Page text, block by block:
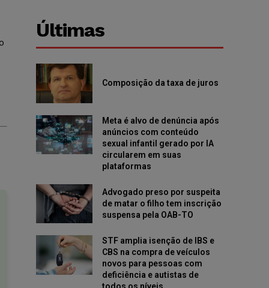
Últimas
Composição da taxa de juros
Meta é alvo de denúncia após
anúncios com conteúdo
sexual infantil gerado por IA
circularem em suas
plataformas
Advogado preso por suspeita
de matar o filho tem inscrição
suspensa pela OAB-TO
STF amplia isenção de IBS e
CBS na compra de veículos
novos para pessoas com
deficiência e autistas de